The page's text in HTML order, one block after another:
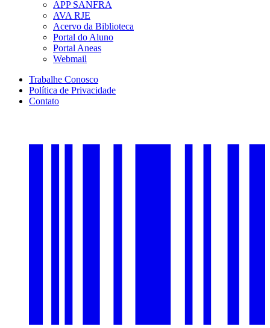
APP SANFRA
AVA RJE
Acervo da Biblioteca
Portal do Aluno
Portal Aneas
Webmail
Trabalhe Conosco
Política de Privacidade
Contato